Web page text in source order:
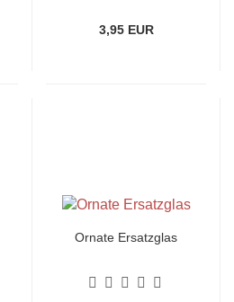
3,95 EUR
Ornate Ersatzglas